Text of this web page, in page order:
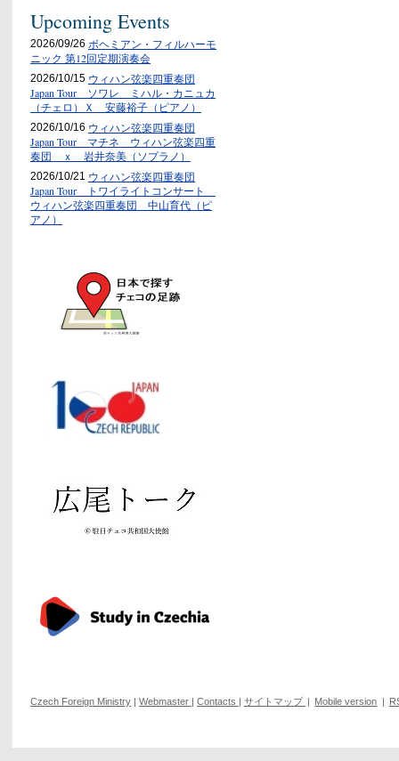
Upcoming Events
2026/09/26 ボヘミアン・フィルハーモ
ニック 第12回定期演奏会
2026/10/15 ウィハン弦楽四重奏団
Japan Tour ソワレ ミハル・カニュカ
（チェロ）Ｘ 安藤裕子（ピアノ）
2026/10/16 ウィハン弦楽四重奏団
Japan Tour マチネ ウィハン弦楽四重
奏団 ｘ 岩井奈美（ソプラノ）
2026/10/21 ウィハン弦楽四重奏団
Japan Tour トワイライトコンサート
ウィハン弦楽四重奏団 中山育代（ピ
アノ）
Czech Foreign Ministry | Webmaster | Contacts | サイトマップ | Mobile version |